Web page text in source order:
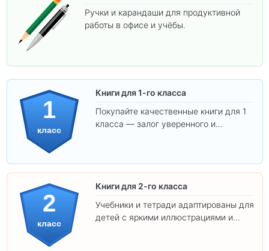
Ручки и карандаши для продуктивной
работы в офисе и учёбы.
1
класс
Книги для 1-го класса
Покупайте качественные книги для 1
класса — залог уверенного и
2
класс
Книги для 2-го класса
Учебники и тетради адаптированы для
детей с яркими иллюстрациями и